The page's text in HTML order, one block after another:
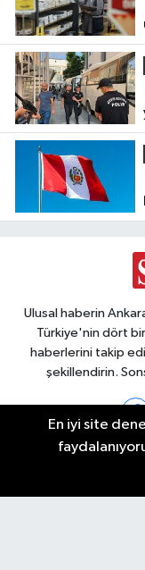
Ulusal haberin
Türkiye'nin dört bir
haberlerini takip
şekillendirin.
Ankara Nöbetçi
En iyi site